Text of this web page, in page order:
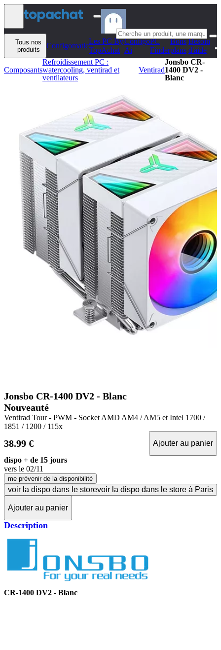
Aller au contenu
Tous nos
produits
Configomatic
Les PC By
TopAchat
Configo
Ai
PC
Finder
Bons
plans
Besoin
d'aide
Composants
Refroidissement PC :
watercooling, ventirad et
ventilateurs
Ventirad
Jonsbo CR-
1400 DV2 -
Blanc
Jonsbo CR-1400 DV2 - Blanc
Nouveauté
Ventirad Tour - PWM - Socket AMD AM4 / AM5 et Intel 1700 /
1851 / 1200 / 115x
38.99 €
Ajouter au panier
dispo + de 15 jours
vers le 02/11
me prévenir de la disponibilité
voir la dispo dans le storevoir la dispo dans le store à Paris
Ajouter au panier
Description
CR-1400 DV2 - Blanc